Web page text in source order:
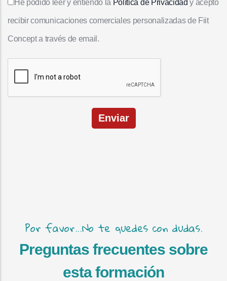
He podido leer y entiendo la Política de Privacidad y acepto
recibir comunicaciones comerciales personalizadas de Fiit
Concept a través de email.
Enviar
Por favor...No te quedes con dudas.
Preguntas frecuentes sobre
esta formación